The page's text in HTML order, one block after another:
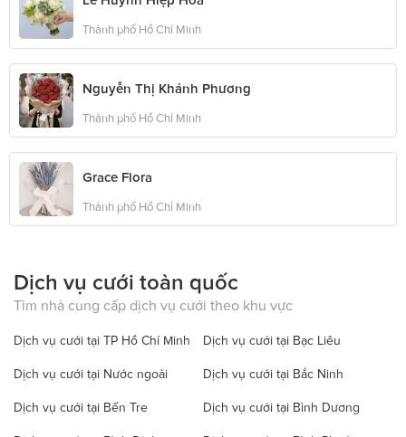
Thành phố Hồ Chí Minh
Nguyễn Thị Khánh Phương
Thành phố Hồ Chí Minh
Grace Flora
Thành phố Hồ Chí Minh
Dịch vụ cưới toàn quốc
Tìm nhà cung cấp dịch vụ cưới theo khu vực
Dịch vụ cưới tại TP Hồ Chí Minh Dịch vụ cưới tại Bạc Liêu
Dịch vụ cưới tại Nước ngoài Dịch vụ cưới tại Bắc Ninh
Dịch vụ cưới tại Bến Tre Dịch vụ cưới tại Bình Dương